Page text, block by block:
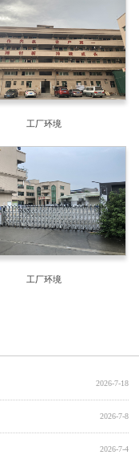
工厂环境
工厂环境
2026-7-18
2026-7-8
2026-7-4